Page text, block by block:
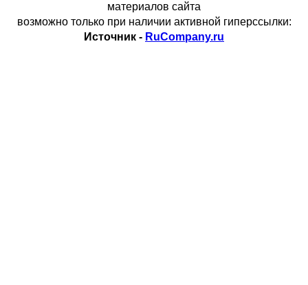
материалов сайта
возможно только при наличии активной гиперссылки:
Источник - RuCompany.ru